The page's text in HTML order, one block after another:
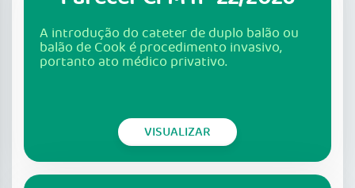
A introdução do cateter de duplo balão ou
balão de Cook é procedimento invasivo,
portanto ato médico privativo.
VISUALIZAR